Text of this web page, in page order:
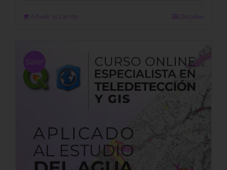
390,00 €.
Añadir al carrito Detalles
Sale!